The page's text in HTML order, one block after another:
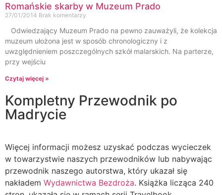
Romańskie skarby w Muzeum Prado
27/01/2014 Brak komentarzy
Odwiedzający Muzeum Prado na pewno zauważyli, że kolekcja
muzeum ułożona jest w sposób chronologiczny i z
uwzględnieniem poszczególnych szkół malarskich. Na parterze,
przy wejściu
Czytaj więcej »
Kompletny Przewodnik po
Madrycie
Więcej informacji możesz uzyskać podczas wycieczek
w towarzystwie naszych przewodników lub nabywając
przewodnik naszego autorstwa, który ukazał się
nakładem Wydawnictwa Bezdroża. Książka licząca 240